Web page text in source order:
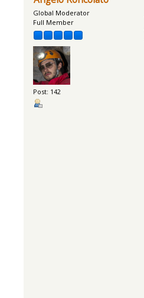
Global Moderator
Full Member
Post: 142